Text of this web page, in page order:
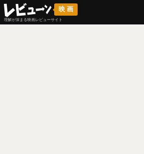
映画
理解が深まる映画レビューサイト